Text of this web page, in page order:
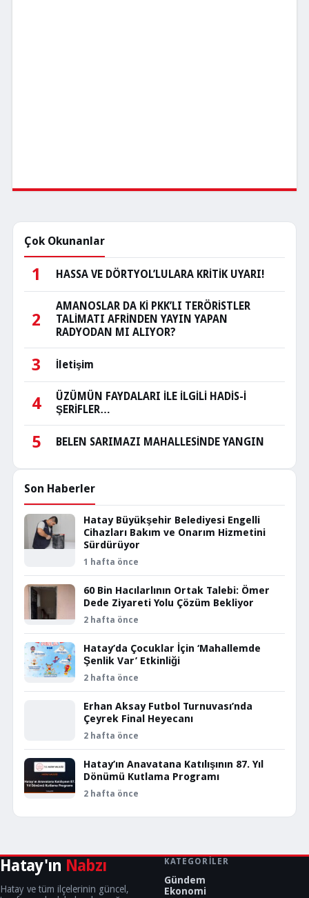
Çok Okunanlar
1 HASSA VE DÖRTYOL’LULARA KRİTİK UYARI!
2
AMANOSLAR DA Kİ PKK’LI TERÖRİSTLER
TALİMATI AFRİNDEN YAYIN YAPAN
RADYODAN MI ALIYOR?
3 İletişim
4
ÜZÜMÜN FAYDALARI İLE İLGİLİ HADİS-İ
ŞERİFLER…
5 BELEN SARIMAZI MAHALLESİNDE YANGIN
Son Haberler
Hatay Büyükşehir Belediyesi Engelli
Cihazları Bakım ve Onarım Hizmetini
Sürdürüyor
1 hafta önce
60 Bin Hacılarlının Ortak Talebi: Ömer
Dede Ziyareti Yolu Çözüm Bekliyor
2 hafta önce
Hatay’da Çocuklar İçin ‘Mahallemde
Şenlik Var’ Etkinliği
2 hafta önce
Erhan Aksay Futbol Turnuvası’nda
Çeyrek Final Heyecanı
2 hafta önce
Hatay’ın Anavatana Katılışının 87. Yıl
Dönümü Kutlama Programı
2 hafta önce
Hatay'ın Nabzı
Hatay ve tüm ilçelerinin güncel,
KATEGORILER
Gündem
Ekonomi